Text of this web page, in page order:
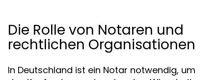
Die Rolle von Notaren und
rechtlichen Organisationen
In Deutschland ist ein Notar notwendig, um